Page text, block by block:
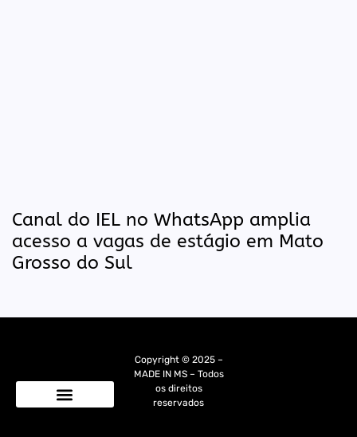
Canal do IEL no WhatsApp amplia
acesso a vagas de estágio em Mato
Grosso do Sul
Copyright © 2025 –
MADE IN MS – Todos
os direitos
reservados